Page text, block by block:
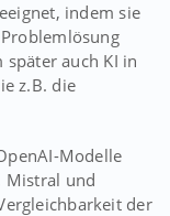
indem sie
auch KI in
z.B. die
Modelle
Mistral und
der